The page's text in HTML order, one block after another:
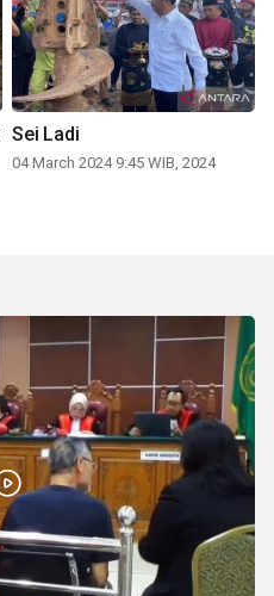
Sei Ladi
04 March 2024 9:45 WIB, 2024